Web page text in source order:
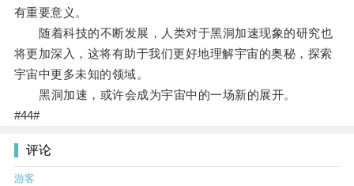
有重要意义。
随着科技的不断发展，人类对于黑洞加速现象的研究也
将更加深入，这将有助于我们更好地理解宇宙的奥秘，探索
宇宙中更多未知的领域。
黑洞加速，或许会成为宇宙中的一场新的展开。
#44#
评论
游客